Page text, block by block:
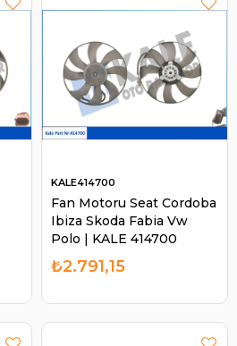
Fan Motoru Seat Cordoba
Ibiza Skoda Fabia Vw
Polo | KALE 414700
KALE414700
₺2.791,15